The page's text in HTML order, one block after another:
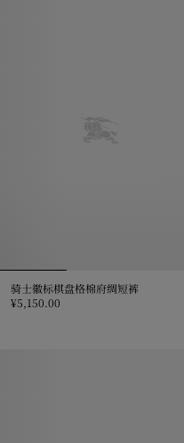
骑士徽标棋盘格棉府绸短裤
¥5,150.00
骑士徽标棋盘格棉府绸短裤,